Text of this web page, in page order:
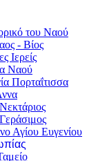
του Ναού
- Βίος
Ιερείς
Ναού
Πορταΐτισσα
Αγίου Ευγενίου